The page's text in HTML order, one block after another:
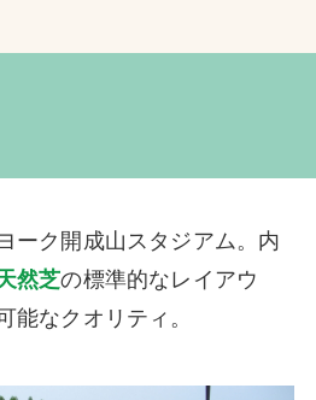
ーク開成山スタジアム。内
然芝の標準的なレイアウ
能なクオリティ。